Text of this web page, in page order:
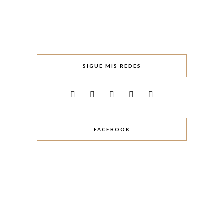
SIGUE MIS REDES
FACEBOOK